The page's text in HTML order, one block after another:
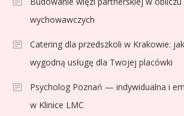
wychowawczych
Catering dla przedszkoli w Krakowie:
wygodną usługę dla Twojej placówki
Psycholog Poznań — indywidualna i
w Klinice LMC
Sport
Jagiellonia Białystok
PKO BP Ekstraklasie:
formy i statystyk
4 Sport
La Liga rankingi: Tabela,